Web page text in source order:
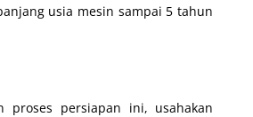
usia mesin sampai 5 tahun
proses persiapan ini, usahakan